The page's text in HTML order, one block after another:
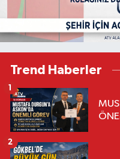
Trend Haberler
1
2